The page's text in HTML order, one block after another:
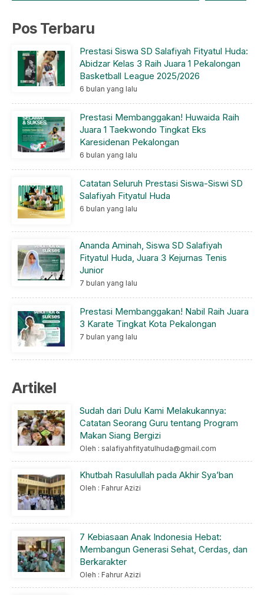
Pos Terbaru
Prestasi Siswa SD Salafiyah Fityatul Huda:
Abidzar Kelas 3 Raih Juara 1 Pekalongan
Basketball League 2025/2026
6 bulan yang lalu
Prestasi Membanggakan! Huwaida Raih
Juara 1 Taekwondo Tingkat Eks
Karesidenan Pekalongan
6 bulan yang lalu
Catatan Seluruh Prestasi Siswa-Siswi SD
Salafiyah Fityatul Huda
6 bulan yang lalu
Ananda Aminah, Siswa SD Salafiyah
Fityatul Huda, Juara 3 Kejurnas Tenis
Junior
7 bulan yang lalu
Prestasi Membanggakan! Nabil Raih Juara
3 Karate Tingkat Kota Pekalongan
7 bulan yang lalu
Artikel
Sudah dari Dulu Kami Melakukannya:
Catatan Seorang Guru tentang Program
Makan Siang Bergizi
Oleh : salafiyahfityatulhuda@gmail.com
Khutbah Rasulullah pada Akhir Sya’ban
Oleh : Fahrur Azizi
7 Kebiasaan Anak Indonesia Hebat:
Membangun Generasi Sehat, Cerdas, dan
Berkarakter
Oleh : Fahrur Azizi